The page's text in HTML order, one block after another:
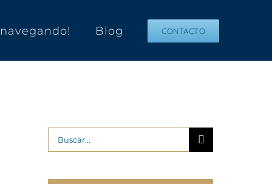
navegando! Blog CONTACTO
Buscar: